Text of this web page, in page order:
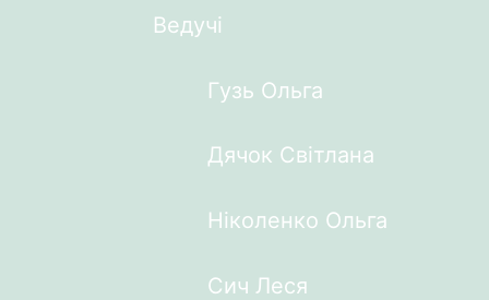
Ведучі
Гузь Ольга
Дячок Світлана
Ніколенко Ольга
Сич Леся